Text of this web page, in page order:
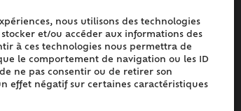
nous utilisons des technologies
et/ou accéder aux informations des
à ces technologies nous permettra de
le comportement de navigation ou les ID
ne pas consentir ou de retirer son
effet négatif sur certaines caractéristiques